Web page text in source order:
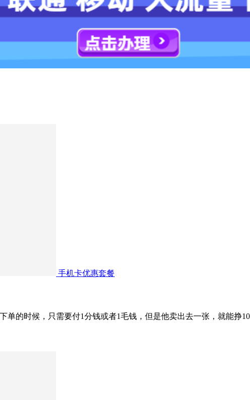
手机卡优惠套餐
的时候，只需要付1分钱或者1毛钱，但是他卖出去一张，就能挣